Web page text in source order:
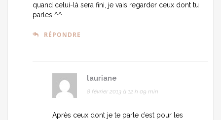
quand celui-là sera fini, je vais regarder ceux dont tu
parles ^^
RÉPONDRE
lauriane
8 février 2013 à 12 h 09 min
Après ceux dont je te parle c’est pour les